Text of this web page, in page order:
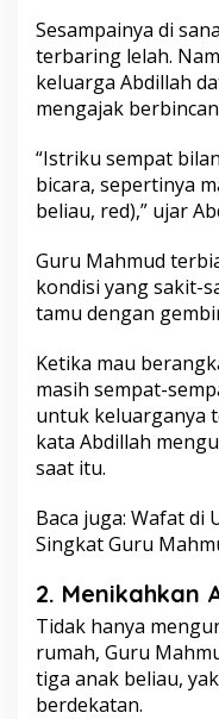
s
N
k
a
k
a
n
A
a
k
,
d
n
D
i
b
u
k
a
n
i
a
n
g
L
Sesampainya di
terbaring lelah.
keluarga Abdillah
mengajak
“Istriku sempat
bicara, sepertinya
beliau, red),” ujar
Guru Mahmud
kondisi yang sakit-
tamu dengan
Ketika mau
masih sempat-
untuk keluarganya
kata Abdillah
saat itu.
Baca juga: Wafat di
Singkat Guru
2. Menikahkan
Tidak hanya
rumah, Guru
tiga anak beliau,
berdekatan.